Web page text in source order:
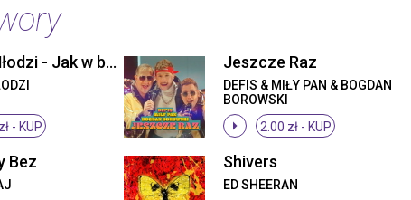
Piękni i Młodzi - Jak w bajce (ti amo) (Radio Edit)
- KUP
Jeszcze Raz
DEFIS & MIŁY PAN & BOGDAN
BOROWSKI
2.00 zł - KUP
Bez Shivers
ED SHEERAN